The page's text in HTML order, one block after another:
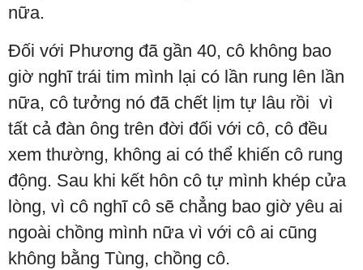
nữa.
Đối với Phương đã gần 40, cô không bao
giờ nghĩ trái tim mình lại có lần rung lên lần
nữa, cô tưởng nó đã chết lịm tự lâu rồi vì
tất cả đàn ông trên đời đối với cô, cô đều
xem thường, không ai có thể khiến cô rung
động. Sau khi kết hôn cô tự mình khép cửa
lòng, vì cô nghĩ cô sẽ chẳng bao giờ yêu ai
ngoài chồng mình nữa vì với cô ai cũng
không bằng Tùng, chồng cô.